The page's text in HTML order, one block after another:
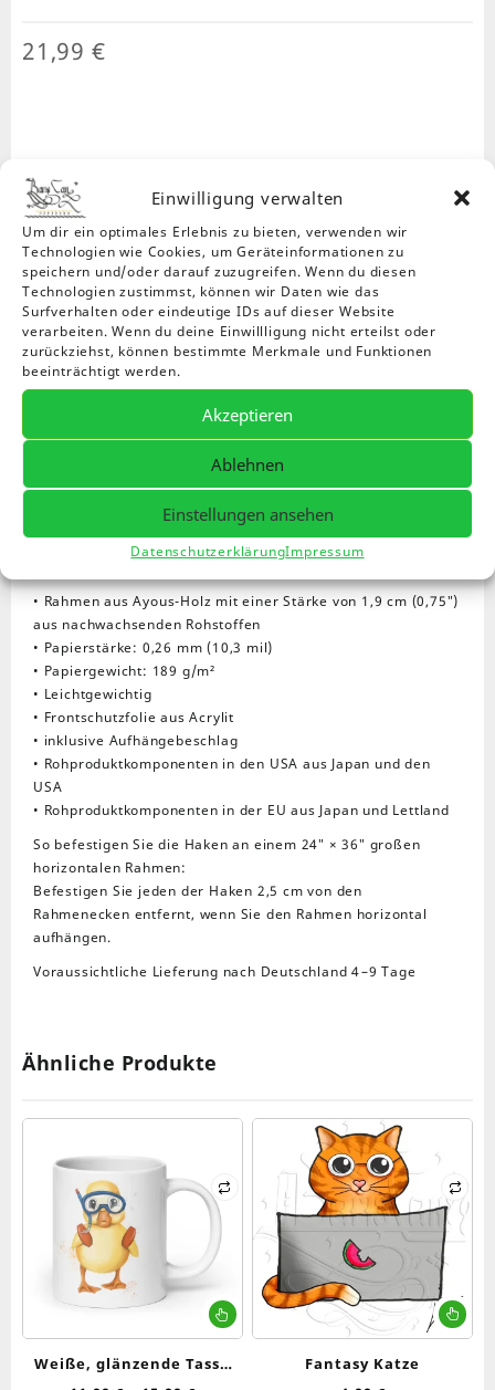
Einwilligung verwalten
Um dir ein optimales Erlebnis zu bieten, verwenden wir
Technologien wie Cookies, um Geräteinformationen zu
speichern und/oder darauf zuzugreifen. Wenn du diesen
Technologien zustimmst, können wir Daten wie das
Surfverhalten oder eindeutige IDs auf dieser Website
verarbeiten. Wenn du deine Einwillligung nicht erteilst oder
zurückziehst, können bestimmte Merkmale und Funktionen
beeinträchtigt werden.
Akzeptieren
Ablehnen
Einstellungen ansehen
DatenschutzerklärungImpressum
21,99 €
-
Gerahmtes
Poster
mit
Fantasy
Bild
Menge
+
In den
WarenkorbCompare
Beschreibung Meta Information
Zusätzliche Informationen Rezensionen (0)
Mit diesem gerahmten und auf dickem, mattem Papier
Note. Der mattschwarze Rahmen aus Holz von
nachwachsenden Rohstoffen macht es zu einem echten
• Rahmen aus Ayous-Holz mit einer Stärke von 1,9 cm (0,75″)
aus nachwachsenden Rohstoffen
• Papierstärke: 0,26 mm (10,3 mil)
• Papiergewicht: 189 g/m²
• Leichtgewichtig
• Frontschutzfolie aus Acrylit
• inklusive Aufhängebeschlag
• Rohproduktkomponenten in den USA aus Japan und den
USA
• Rohproduktkomponenten in der EU aus Japan und Lettland
So befestigen Sie die Haken an einem 24″ × 36″ großen
horizontalen Rahmen:
Befestigen Sie jeden der Haken 2,5 cm von den
Rahmenecken entfernt, wenn Sie den Rahmen horizontal
aufhängen.
Voraussichtliche Lieferung nach Deutschland4⁠–9 Tage
Ähnliche Produkte
Dieses
Weiße, glänzende Tasse
Fantasy Katze